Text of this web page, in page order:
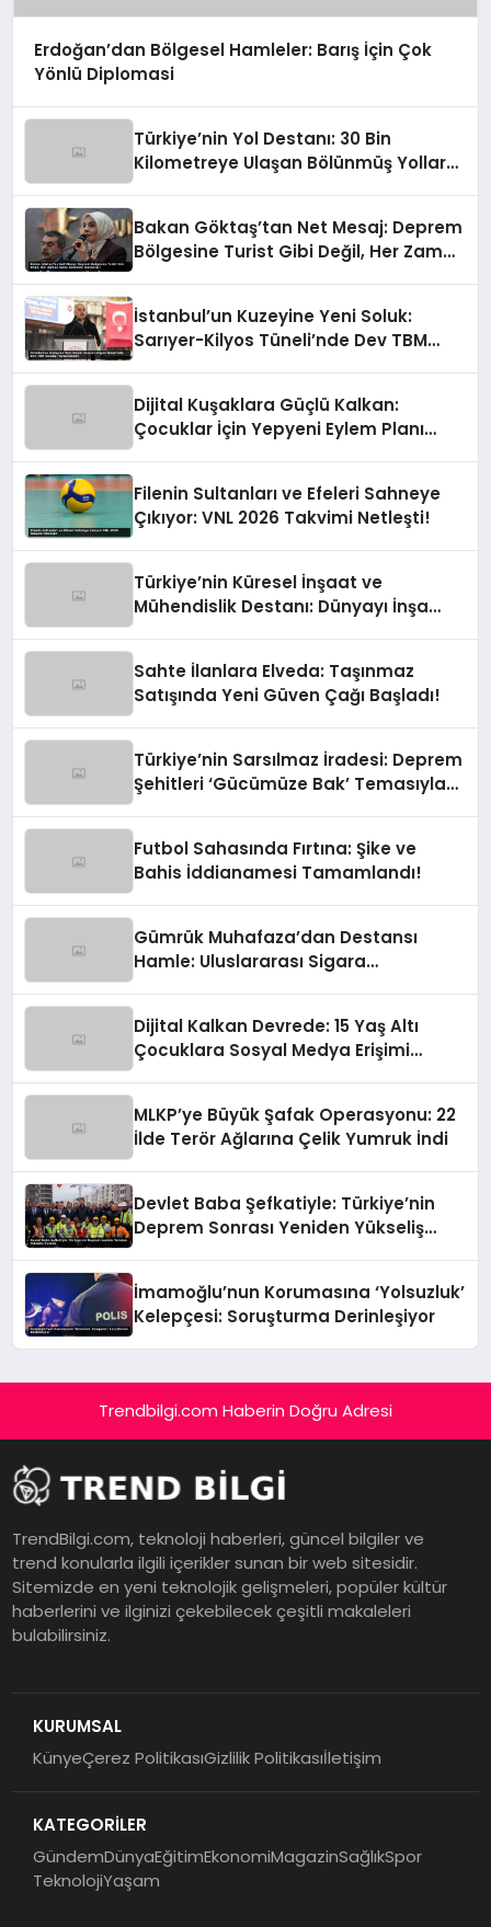
Erdoğan’dan Bölgesel Hamleler: Barış İçin Çok
Yönlü Diplomasi
Türkiye’nin Yol Destanı: 30 Bin
Kilometreye Ulaşan Bölünmüş Yollar
Bakan Göktaş’tan Net Mesaj: Deprem
Bölgesine Turist Gibi Değil, Her Zaman
İstanbul’un Kuzeyine Yeni Soluk:
Sarıyer-Kilyos Tüneli’nde Dev TBM
Dijital Kuşaklara Güçlü Kalkan:
Çocuklar İçin Yepyeni Eylem Planı
Filenin Sultanları ve Efeleri Sahneye
Çıkıyor: VNL 2026 Takvimi Netleşti!
Türkiye’nin Küresel İnşaat ve
Mühendislik Destanı: Dünyayı İnşa
Sahte İlanlara Elveda: Taşınmaz
Satışında Yeni Güven Çağı Başladı!
Türkiye’nin Sarsılmaz İradesi: Deprem
Şehitleri ‘Gücümüze Bak’ Temasıyla
Futbol Sahasında Fırtına: Şike ve
Bahis İddianamesi Tamamlandı!
Gümrük Muhafaza’dan Destansı
Hamle: Uluslararası Sigara
Dijital Kalkan Devrede: 15 Yaş Altı
Çocuklara Sosyal Medya Erişimi
MLKP’ye Büyük Şafak Operasyonu: 22
İlde Terör Ağlarına Çelik Yumruk İndi
Devlet Baba Şefkatiyle: Türkiye’nin
Deprem Sonrası Yeniden Yükseliş
İmamoğlu’nun Korumasına ‘Yolsuzluk’
Kelepçesi: Soruşturma Derinleşiyor
Trendbilgi.com Haberin Doğru Adresi
TrendBilgi.com, teknoloji haberleri, güncel bilgiler ve
trend konularla ilgili içerikler sunan bir web sitesidir.
Sitemizde en yeni teknolojik gelişmeleri, popüler kültür
haberlerini ve ilginizi çekebilecek çeşitli makaleleri
bulabilirsiniz.
KURUMSAL
KünyeÇerez PolitikasıGizlilik Politikasıİletişim
KATEGORİLER
GündemDünyaEğitimEkonomiMagazinSağlıkSpor
TeknolojiYaşam